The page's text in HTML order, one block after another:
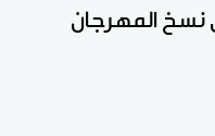
نسخ المهرجان